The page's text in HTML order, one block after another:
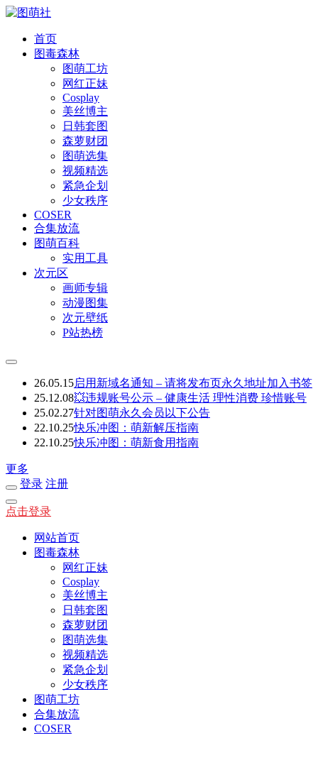
首页
图毒森林
图萌工坊
网红正妹
Cosplay
美丝博主
日韩套图
森萝财团
图萌选集
视频精选
紧急企划
少女秩序
COSER
合集放流
图萌百科
实用工具
次元区
画师专辑
动漫图集
次元壁纸
P站热榜
26.05.15启用新域名通知 – 请将发布页永久地址加入书签
25.12.08💥违规账号公示 – 健康生活 理性消费 珍惜账号
25.02.27针对图萌永久会员以下公告
22.10.25快乐冲图：萌新解压指南
22.10.25快乐冲图：萌新食用指南
更多
登录 注册
点击登录
网站首页
图毒森林
网红正妹
Cosplay
美丝博主
日韩套图
森萝财团
图萌选集
视频精选
紧急企划
少女秩序
图萌工坊
合集放流
COSER